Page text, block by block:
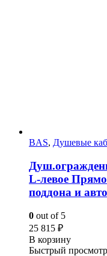
BAS, Душевые
L-левое
поддона и
0 out of 5
25 815 ₽
В корзину
Быстрый просмотр